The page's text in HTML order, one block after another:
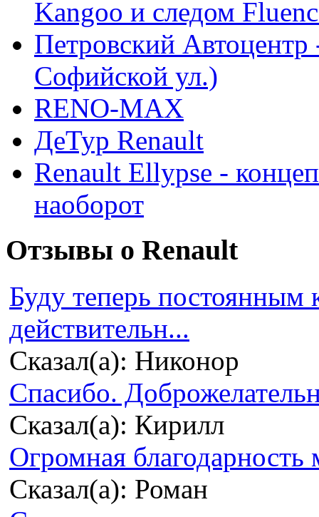
Kangoo и следом
Петровский
Софийской ул.)
RENO-MAX
ДеТур Renault
Renault Ellypse -
наоборот
Отзывы о Renault
Буду теперь
действительн...
Сказал(а): Никонор
Спасибо.
Сказал(а): Кирилл
Огромная благодарность
Сказал(а): Роман